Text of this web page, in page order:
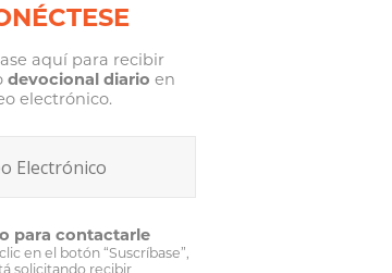
aquí para recibir
devocional diario en
electrónico.
para contactarle
en el botón “Suscríbase”,
solicitando recibir